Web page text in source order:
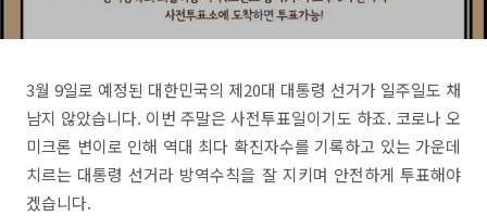
3월 9일로 예정된 대한민국의 제20대 대통령 선거가 일주일도 채
남지 않았습니다. 이번 주말은 사전투표일이기도 하죠. 코로나 오
미크론 변이로 인해 역대 최다 확진자수를 기록하고 있는 가운데
치르는 대통령 선거라 방역수칙을 잘 지키며 안전하게 투표해야
겠습니다.